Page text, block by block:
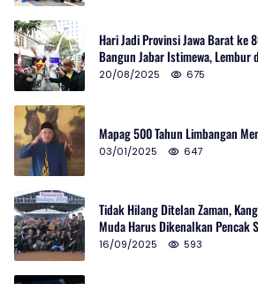
Hari Jadi Provinsi Jawa Barat ke
Bangun Jabar Istimewa, Lembur
20/08/2025 675
Mapag 500 Tahun Limbangan
03/01/2025 647
Tidak Hilang Ditelan Zaman,
Muda Harus Dikenalkan Pencak
16/09/2025 593